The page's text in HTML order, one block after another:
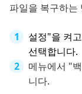
파일을 복구하는
설정"을 켜
선택합니다.
메뉴에서 "
니다.